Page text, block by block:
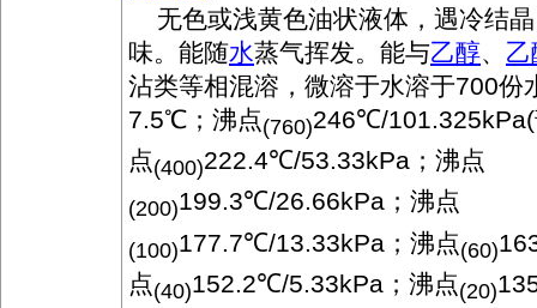
无色或浅黄色油状液体，遇冷结
味。能随水蒸气挥发。能与乙醇、 乙
沾类等相混溶，微溶于水溶于700份
7.5℃；沸点(760)246℃/101.325kPa(
点(400)222.4℃/53.33kPa；沸点
(200)199.3℃/26.66kPa；沸点
(100)177.7℃/13.33kPa；沸点(60)
点(40)152.2℃/5.33kPa；沸点(20)